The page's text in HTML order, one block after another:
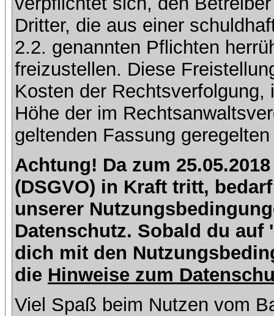
Dritter, die aus einer
2.2. genannten Pflichten
freizustellen. Diese
Kosten der
Höhe der im
geltenden Fassung
Achtung! Da zum
(DSGVO) in Kraft tritt,
unserer
Datenschutz. Sobald du
dich mit den
die Hinweise zum
Viel Spaß beim Nutzen vom